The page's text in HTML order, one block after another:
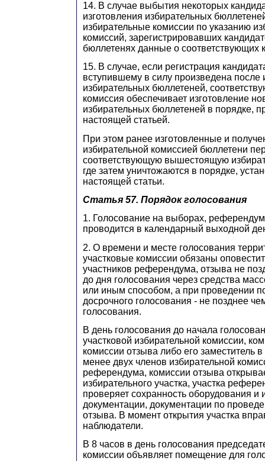
14. В случае выбытия некоторых
изготовления избирательных
избирательные комиссии по указанию
комиссий, зарегистрировавших
бюллетенях данные о соответствующих
15. В случае, если регистрация
вступившему в силу произведена после
избирательных бюллетеней,
комиссия обеспечивает изготовление
избирательных бюллетеней в порядке,
настоящей статьей.
При этом ранее изготовленные и
избирательной комиссией бюллетени
соответствующую вышестоящую
где затем уничтожаются в порядке,
настоящей статьи.
Статья 57. Порядок голосования
1. Голосование на выборах,
проводится в календарный выходной
2. О времени и месте голосования
участковые комиссии обязаны
участников референдума, отзыва не
до дня голосования через средства
или иным способом, а при проведении
досрочного голосования - не позднее
голосования.
В день голосования до начала
участковой избирательной комиссии,
комиссии отзыва либо его заместитель
менее двух членов избирательной
референдума, комиссии отзыва
избирательного участка, участка
проверяет сохранность оборудования и
документации, документации по
отзыва. В момент открытия участка
наблюдатели.
В 8 часов в день голосования
комиссии объявляет помещение для